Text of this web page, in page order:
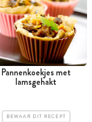
Pannenkoekjes met
lamsgehakt
BEWAAR DIT RECEPT